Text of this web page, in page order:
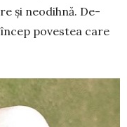
și neodihnă. De-
po­vestea care